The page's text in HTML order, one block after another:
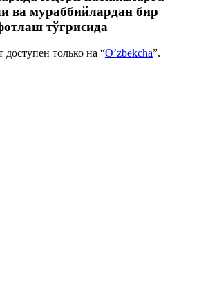
ва мураббийлардан бир
тўғрисида
доступен только на “O’zbekcha”.